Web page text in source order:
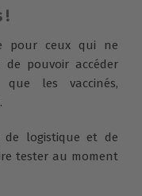
!
pour ceux qui ne
de pouvoir accéder
les vaccinés,
de logistique et de
tester au moment